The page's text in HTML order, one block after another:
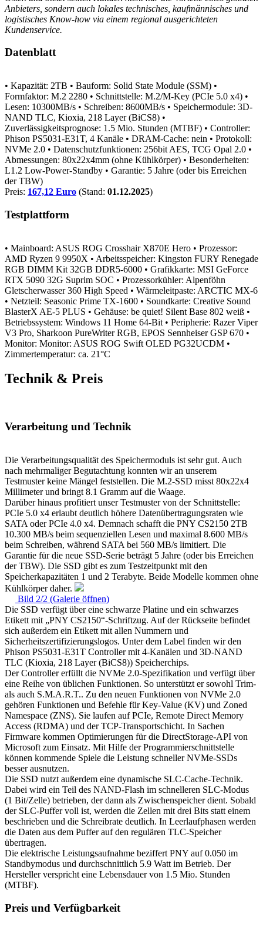
Anbieters, sondern auch lokales technisches, kaufmännisches und
logistisches Know-how via einem regional ausgerichteten
Kundenservice.
Datenblatt
• Kapazität: 2TB • Bauform: Solid State Module (SSM) •
Formfaktor: M.2 2280 • Schnittstelle: M.2/M-Key (PCIe 5.0 x4) •
Lesen: 10300MB/s • Schreiben: 8600MB/s • Speichermodule: 3D-
NAND TLC, Kioxia, 218 Layer (BiCS8) •
Zuverlässigkeitsprognose: 1.5 Mio. Stunden (MTBF) • Controller:
Phison PS5031-E31T, 4 Kanäle • DRAM-Cache: nein • Protokoll:
NVMe 2.0 • Datenschutzfunktionen: 256bit AES, TCG Opal 2.0 •
Abmessungen: 80x22x4mm (ohne Kühlkörper) • Besonderheiten:
L1.2 Low-Power-Standby • Garantie: 5 Jahre (oder bis Erreichen
der TBW)
Preis: 167,12 Euro (Stand: 01.12.2025)
Testplattform
• Mainboard: ASUS ROG Crosshair X870E Hero • Prozessor:
AMD Ryzen 9 9950X • Arbeitsspeicher: Kingston FURY Renegade
RGB DIMM Kit 32GB DDR5-6000 • Grafikkarte: MSI GeForce
RTX 5090 32G Suprim SOC • Prozessorkühler: Alpenföhn
Gletscherwasser 360 High Speed • Wärmeleitpaste: ARCTIC MX-6
• Netzteil: Seasonic Prime TX-1600 • Soundkarte: Creative Sound
BlasterX AE-5 PLUS • Gehäuse: be quiet! Silent Base 802 weiß •
Betriebssystem: Windows 11 Home 64-Bit • Peripherie: Razer Viper
V3 Pro, Sharkoon PureWriter RGB, EPOS Sennheiser GSP 670 •
Monitor: Monitor: ASUS ROG Swift OLED PG32UCDM •
Zimmertemperatur: ca. 21°C
Technik & Preis
Verarbeitung und Technik
Die Verarbeitungsqualität des Speichermoduls ist sehr gut. Auch
nach mehrmaliger Begutachtung konnten wir an unserem
Testmuster keine Mängel feststellen. Die M.2-SSD misst 80x22x4
Millimeter und bringt 8.1 Gramm auf die Waage.
Darüber hinaus profitiert unser Testmuster von der Schnittstelle:
PCIe 5.0 x4 erlaubt deutlich höhere Datenübertragungsraten wie
SATA oder PCIe 4.0 x4. Demnach schafft die PNY CS2150 2TB
10.300 MB/s beim sequenziellen Lesen und maximal 8.600 MB/s
beim Schreiben, während SATA bei 560 MB/s limitiert. Die
Garantie für die neue SSD-Serie beträgt 5 Jahre (oder bis Erreichen
der TBW). Die SSD gibt es zum Testzeitpunkt mit den
Speicherkapazitäten 1 und 2 Terabyte. Beide Modelle kommen ohne
Kühlkörper daher.
Bild 2/2 (Galerie öffnen)
Die SSD verfügt über eine schwarze Platine und ein schwarzes
Etikett mit „PNY CS2150“-Schriftzug. Auf der Rückseite befindet
sich außerdem ein Etikett mit allen Nummern und
Sicherheitszertifizierungslogos. Unter dem Label finden wir den
Phison PS5031-E31T Controller mit 4-Kanälen und 3D-NAND
TLC (Kioxia, 218 Layer (BiCS8)) Speicherchips.
Der Controller erfüllt die NVMe 2.0-Spezifikation und verfügt über
eine Reihe von üblichen Funktionen. So unterstützt er sowohl Trim-
als auch S.M.A.R.T.. Zu den neuen Funktionen von NVMe 2.0
gehören Funktionen und Befehle für Key-Value (KV) und Zoned
Namespace (ZNS). Sie laufen auf PCIe, Remote Direct Memory
Access (RDMA) und der TCP-Transportschicht. In Sachen
Firmware kommen Optimierungen für die DirectStorage-API von
Microsoft zum Einsatz. Mit Hilfe der Programmierschnittstelle
können kommende Spiele die Leistung schneller NVMe-SSDs
besser ausnutzen.
Die SSD nutzt außerdem eine dynamische SLC-Cache-Technik.
Dabei wird ein Teil des NAND-Flash im schnelleren SLC-Modus
(1 Bit/Zelle) betrieben, der dann als Zwischenspeicher dient. Sobald
der SLC-Puffer voll ist, werden die Zellen mit drei Bits statt einem
beschrieben und die Schreibrate deutlich. In Leerlaufphasen werden
die Daten aus dem Puffer auf den regulären TLC-Speicher
übertragen.
Die elektrische Leistungsaufnahme beziffert PNY auf 0.050 im
Standbymodus und durchschnittlich 5.9 Watt im Betrieb. Der
Hersteller verspricht eine Lebensdauer von 1.5 Mio. Stunden
(MTBF).
Preis und Verfügbarkeit